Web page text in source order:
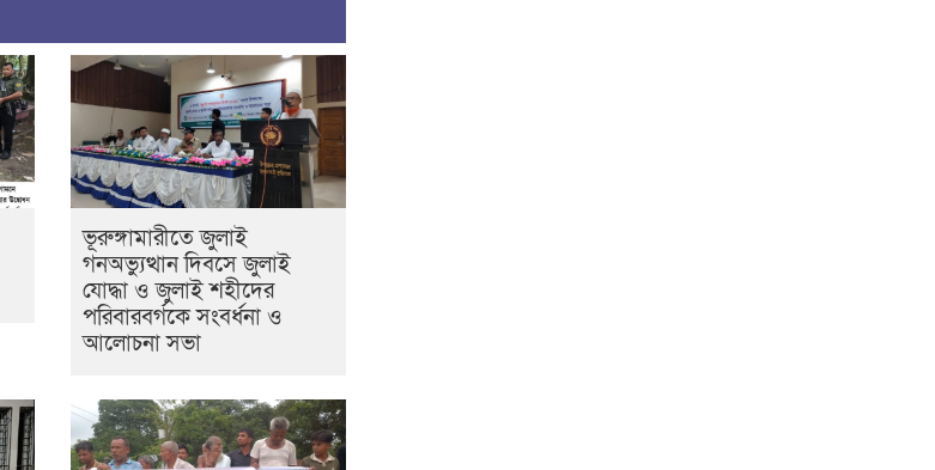
ভূরুঙ্গামারীতে জুলাই
গনঅভ্যুত্থান দিবসে জুলাই
যোদ্ধা ও জুলাই শহীদের
পরিবারবর্গকে সংবর্ধনা ও
আলোচনা সভা